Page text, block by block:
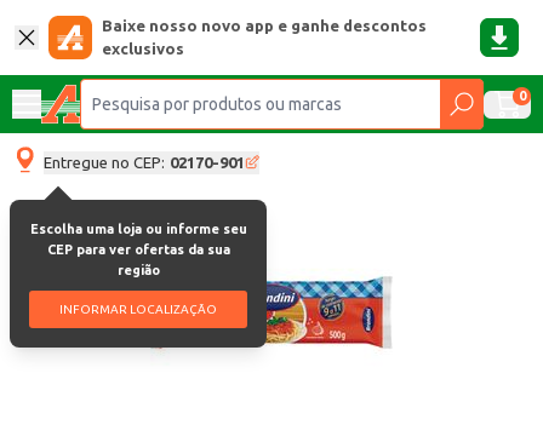
Baixe nosso novo app e ganhe descontos
exclusivos
0
Entregue no CEP: 02170-901
Escolha uma loja ou informe seu
CEP para ver ofertas da sua
região
INFORMAR LOCALIZAÇÃO